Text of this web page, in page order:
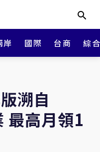
岸 國際 台商 綜
溯自
最高月領1